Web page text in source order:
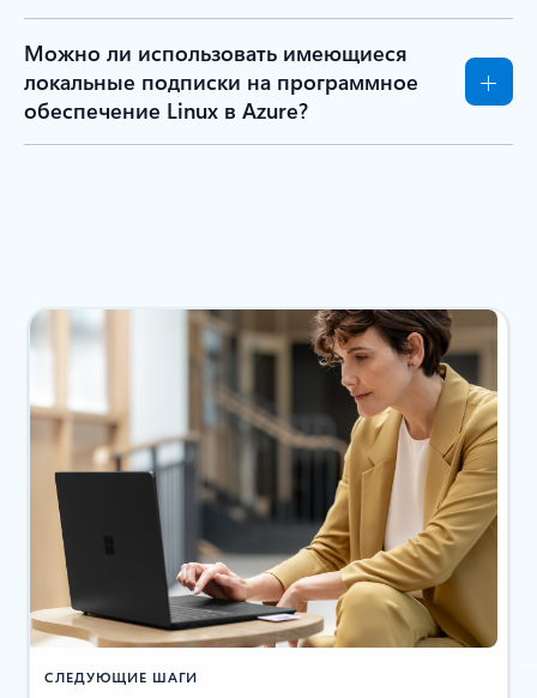
Можно ли использовать имеющиеся
локальные подписки на программное
обеспечение Linux в Azure?
СЛЕДУЮЩИЕ ШАГИ